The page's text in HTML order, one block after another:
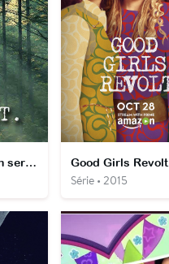
Milat : traque d'un serial killer Good Girls Revolt
Série • 2015